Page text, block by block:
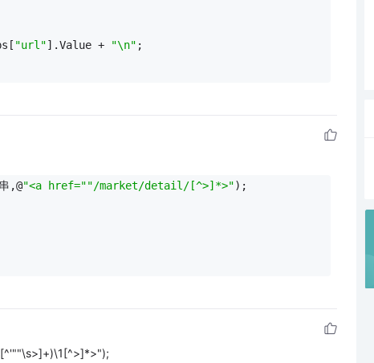
"url"].Value + "\n" ;
,@"<a href=""/market/detail/[^>]*>");